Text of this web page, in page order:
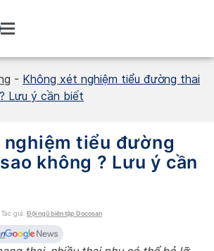
- Không xét nghiệm tiểu đường thai
Lưu ý cần biết
nghiệm tiểu đường
không ? Lưu ý cần
Tác giả: Đội ngũ biên tập Docosan